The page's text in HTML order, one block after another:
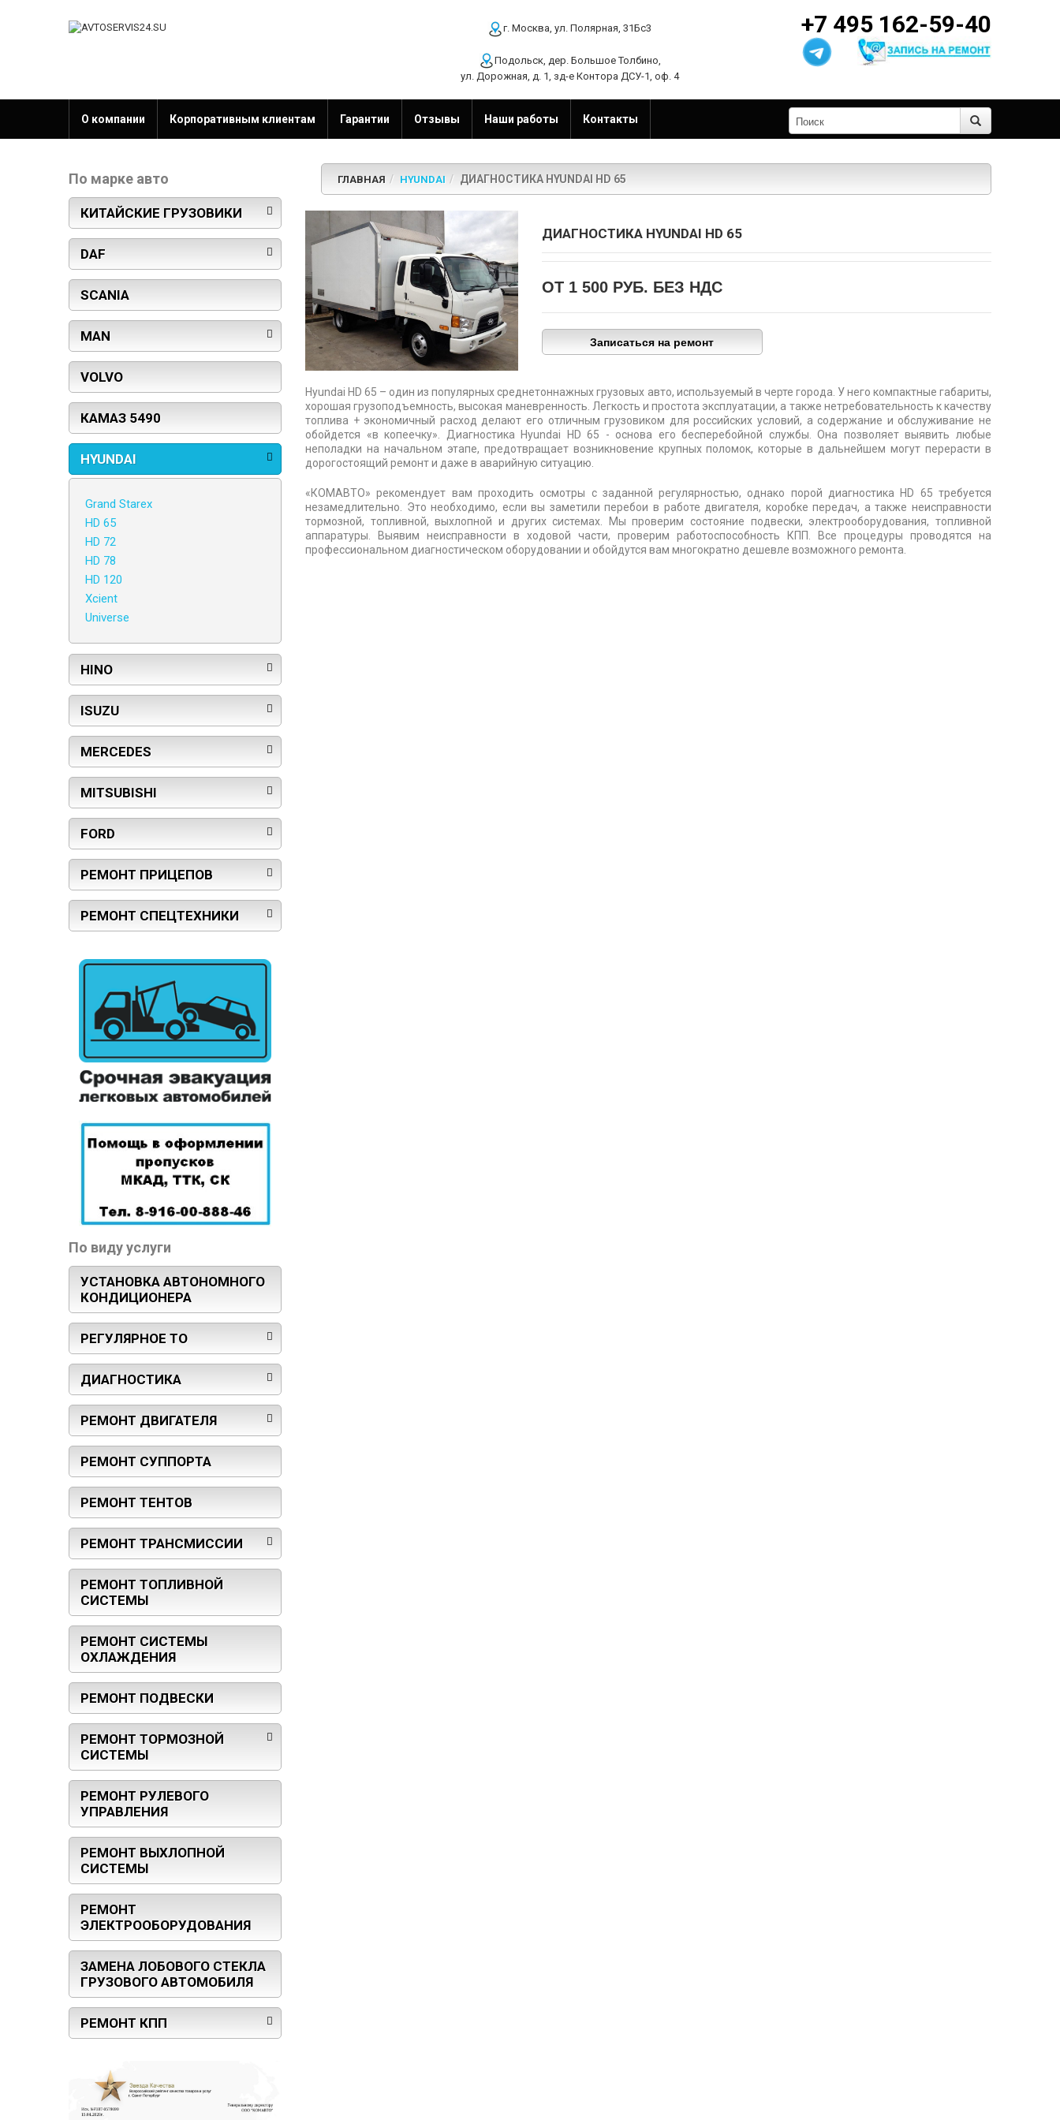
г. Москва, ул. Полярная, 31Бс3
Подольск, дер. Большое Толбино,
ул. Дорожная, д. 1, зд-е Контора ДСУ-1, оф. 4
+7 495 162-59-40
О компании Корпоративным клиентам Гарантии Отзывы Наши работы Контакты
По марке авто
КИТАЙСКИЕ ГРУЗОВИКИ
DAF
SCANIA
MAN
VOLVO
КАМАЗ 5490
HYUNDAI
Grand Starex
HD 65
HD 72
HD 78
HD 120
Xcient
Universe
HINO
ISUZU
MERCEDES
MITSUBISHI
FORD
РЕМОНТ ПРИЦЕПОВ
РЕМОНТ СПЕЦТЕХНИКИ
По виду услуги
УСТАНОВКА АВТОНОМНОГО
КОНДИЦИОНЕРА
РЕГУЛЯРНОЕ ТО
ДИАГНОСТИКА
РЕМОНТ ДВИГАТЕЛЯ
РЕМОНТ СУППОРТА
РЕМОНТ ТЕНТОВ
РЕМОНТ ТРАНСМИССИИ
РЕМОНТ ТОПЛИВНОЙ
СИСТЕМЫ
РЕМОНТ СИСТЕМЫ
ОХЛАЖДЕНИЯ
РЕМОНТ ПОДВЕСКИ
РЕМОНТ ТОРМОЗНОЙ
СИСТЕМЫ
РЕМОНТ РУЛЕВОГО
УПРАВЛЕНИЯ
РЕМОНТ ВЫХЛОПНОЙ
СИСТЕМЫ
РЕМОНТ
ЭЛЕКТРООБОРУДОВАНИЯ
ЗАМЕНА ЛОБОВОГО СТЕКЛА
ГРУЗОВОГО АВТОМОБИЛЯ
РЕМОНТ КПП
ГЛАВНАЯ HYUNDAI ДИАГНОСТИКА HYUNDAI HD 65
ДИАГНОСТИКА HYUNDAI HD 65
ОТ 1 500 РУБ. БЕЗ НДС
Hyundai HD 65 – один из популярных среднетоннажных грузовых авто, используемый в черте города. У него компактные габариты,
хорошая грузоподъемность, высокая маневренность. Легкость и простота эксплуатации, а также нетребовательность к качеству
топлива + экономичный расход делают его отличным грузовиком для российских условий, а содержание и обслуживание не
обойдется «в копеечку». Диагностика Hyundai HD 65 - основа его бесперебойной службы. Она позволяет выявить любые
неполадки на начальном этапе, предотвращает возникновение крупных поломок, которые в дальнейшем могут перерасти в
дорогостоящий ремонт и даже в аварийную ситуацию.
«КОМАВТО» рекомендует вам проходить осмотры с заданной регулярностью, однако порой диагностика HD 65 требуется
незамедлительно. Это необходимо, если вы заметили перебои в работе двигателя, коробке передач, а также неисправности
тормозной, топливной, выхлопной и других системах. Мы проверим состояние подвески, электрооборудования, топливной
аппаратуры. Выявим неисправности в ходовой части, проверим работоспособность КПП. Все процедуры проводятся на
профессиональном диагностическом оборудовании и обойдутся вам многократно дешевле возможного ремонта.